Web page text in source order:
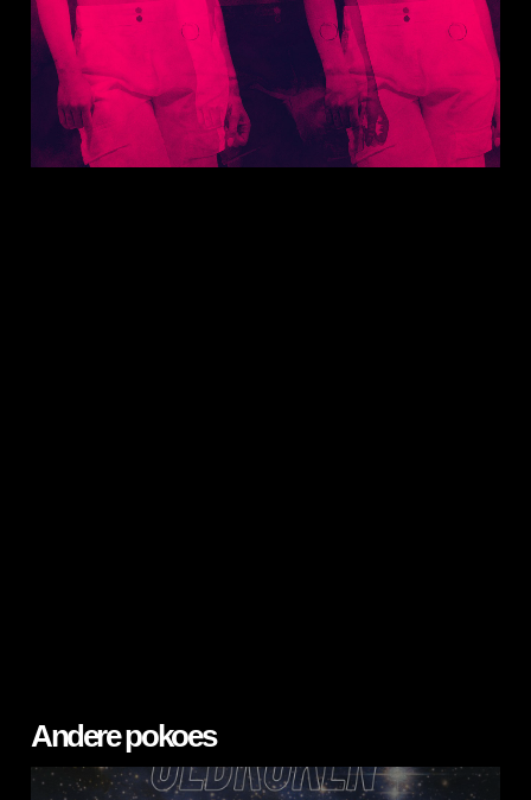
Andere pokoes